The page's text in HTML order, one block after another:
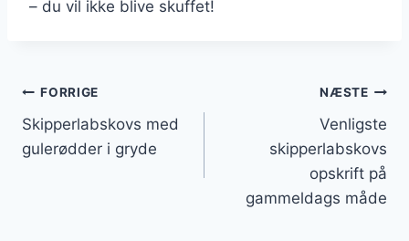
– du vil ikke blive skuffet!
Indlægsnavigation
FORRIGE
Skipperlabskovs med
gulerødder i gryde
NÆSTE
Venligste
skipperlabskovs
opskrift på
gammeldags måde